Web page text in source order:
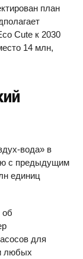
план
Cute к 2030
14 млн,
вода» в
с предыдущим
единиц
об
для
любых